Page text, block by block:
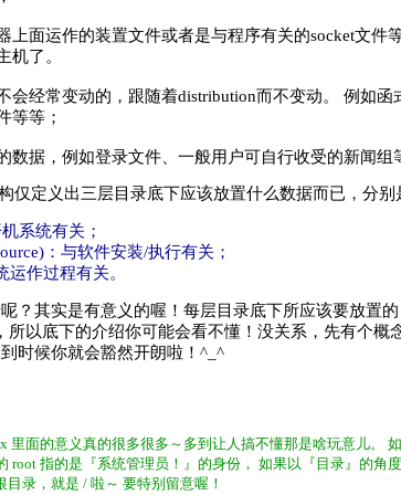
上面运作的装置文件或者是与程序有关的socket文件
机了。
会经常变动的，跟随着distribution而不变动。 例如
等等；
数据，例如登录文件、一般用户可自行收受的新闻组
仅定义出三层目录底下应该放置什么数据而已，分别
系统有关；
：与软件安装/执行有关；
运作过程有关。
？其实是有意义的喔！每层目录底下所应该要放置
以底下的介绍你可能会看不懂！没关系，先有个概
时候你就会豁然开朗啦！^_^
里面的意义真的很多很多～多到让人搞不懂那是啥玩意儿。
root 指的是『系统管理员！』的身份， 如果以『目录』的角
目录，就是 / 啦～ 要特别留意喔！